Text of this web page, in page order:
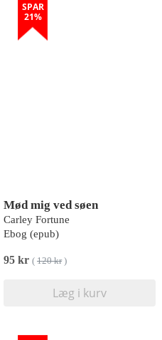
SPAR
21%
Mød mig ved søen
Carley Fortune
Ebog (epub)
95 kr ( 120 kr)
Læg i kurv